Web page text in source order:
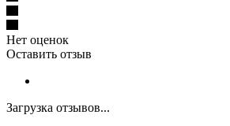
Нет оценок
Оставить отзыв
Загрузка отзывов...